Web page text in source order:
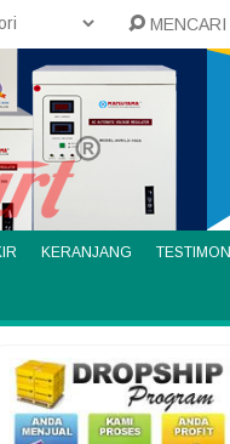
MENCARI
KERANJANG TESTIMONI